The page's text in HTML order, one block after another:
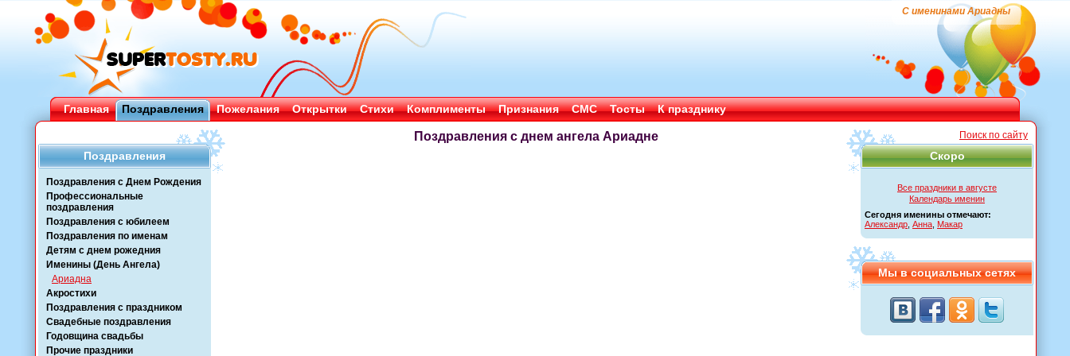
С именинами Ариадны
Главная Поздравления Пожелания Открытки Стихи Комплименты Признания СМС Тосты К празднику
Поздравления
Поздравления с Днем Рождения
Профессиональные
поздравления
Поздравления с юбилеем
Поздравления по именам
Детям с днем рожедния
Именины (День Ангела)
Ариадна
Акростихи
Поздравления с праздником
Свадебные поздравления
Годовщина свадьбы
Прочие праздники
Поиск по сайту
Скоро
Все праздники в августе
Календарь именин
Сегодня именины отмечают:
Александр Анна Макар
Мы в социальных сетях
Поздравления с днем ангела Ариадне